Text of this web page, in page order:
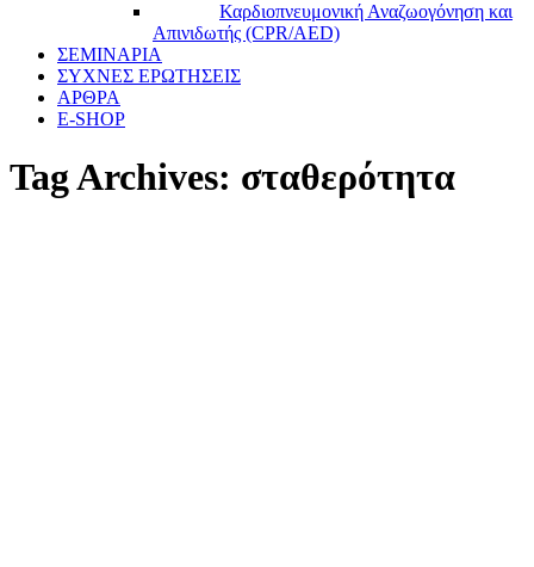
Καρδιοπνευμονική Αναζωογόνηση και
Απινιδωτής (CPR/AED)
ΣΕΜΙΝΑΡΙΑ
ΣΥΧΝΕΣ ΕΡΩΤΗΣΕΙΣ
ΑΡΘΡΑ
E-SHOP
Tag Archives: σταθερότητα